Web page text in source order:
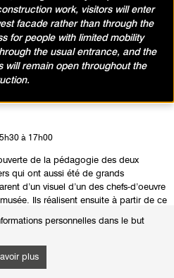
personnelles dans le but
plus
à 17h00
de la pédagogie des deux
qui ont aussi été de grands
d’un visuel d’un des chefs-d’oeuvre
Ils réalisent ensuite à partir de ce
de façon très personnelle.
work, visitors will enter
facade rather than through the
for people with limited mobility
the usual entrance, and the
will remain open throughout the